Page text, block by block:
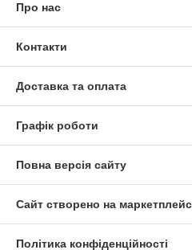
Про нас
Контакти
Доставка та оплата
Графік роботи
Повна версія сайту
Сайт створено на
Політика конфіденційності